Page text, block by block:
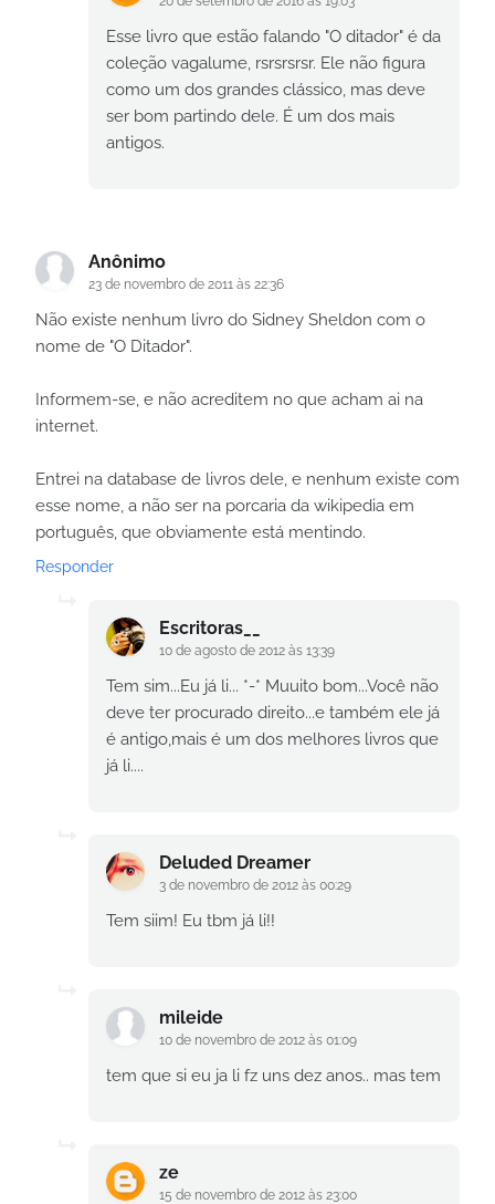
Esse livro que estão falando "O ditador" é da
coleção vagalume, rsrsrsrsr. Ele não figura
como um dos grandes clássico, mas deve
ser bom partindo dele. É um dos mais
antigos.
Anônimo
23 de novembro de 2011 às 22:36
Não existe nenhum livro do Sidney Sheldon com o
nome de "O Ditador".
Informem-se, e não acreditem no que acham ai na
internet.
Entrei na database de livros dele, e nenhum existe com
esse nome, a não ser na porcaria da wikipedia em
português, que obviamente está mentindo.
Responder
Escritoras__
10 de agosto de 2012 às 13:39
Tem sim...Eu já li... *-* Muuito bom...Você não
deve ter procurado direito...e também ele já
é antigo,mais é um dos melhores livros que
já li....
Deluded Dreamer
3 de novembro de 2012 às 00:29
Tem siim! Eu tbm já li!!
mileide
10 de novembro de 2012 às 01:09
tem que si eu ja li fz uns dez anos.. mas tem
ze
15 de novembro de 2012 às 23:00